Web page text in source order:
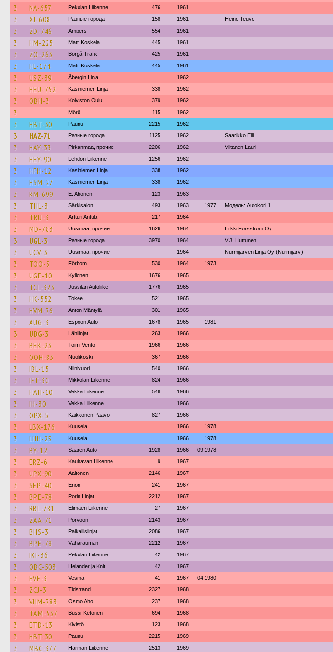
3 NA-657 Pekolan Liikenne 476 1961
3 XJ-608 Разные города 158 1961 Heino Teuvo
3 ZD-746 Ampers 554 1961
3 HM-225 Matti Koskela 445 1961
3 ZO-263 Borgå Trafik 425 1961
3 HL-174 Matti Koskela 445 1961
3 USZ-39 Åbergin Linja 1962
3 HEU-752 Kasiniemen Linja 338 1962
3 OBH-3 Koiviston Oulu 379 1962
3 Mörö 115 1962
3 HBT-30 Paunu 2215 1962
3 HAZ-71 Разные города 1125 1962 Saarikko Elli
3 HAY-33 Pirkanmaa, прочие 2206 1962 Viitanen Lauri
3 HEY-90 Lehdon Liikenne 1256 1962
3 HFH-12 Kasiniemen Linja 338 1962
3 HSM-27 Kasiniemen Linja 338 1962
3 KM-699 E. Ahonen 123 1963
3 THL-3 Särkisalon 493 1963 1977 Модель: Autokori 1
3 TRU-3 Artturi Anttila 217 1964
3 MD-783 Uusimaa, прочие 1626 1964 Erkki Forsström Oy
3 UGL-3 Разные города 3970 1964 V.J. Huttunen
3 UCV-3 Uusimaa, прочие 1964 Nurmijärven Linja Oy (Nurmijärvi)
3 TOO-3 Förbom 530 1964 1973
3 UGE-10 Kyllonen 1676 1965
3 TCL-323 Jussilan Autoliike 1776 1965
3 HK-552 Tokee 521 1965
3 HVM-76 Anton Mäntylä 301 1965
3 AUG-3 Espoon Auto 1678 1965 1981
3 UDG-3 Lähilinjat 263 1966
3 BEK-23 Toimi Vento 1966 1966
3 OOH-83 Nuolikoski 367 1966
3 IBL-15 Niinivuori 540 1966
3 IFT-30 Mikkolan Liikenne 824 1966
3 HAH-10 Vekka Liikenne 548 1966
3 IH-30 Vekka Liikenne 1966
3 OPX-5 Kaikkonen Paavo 827 1966
3 LBX-176 Kuusela 1966 1978
3 LHH-25 Kuusela 1966 1978
3 BY-12 Saaren Auto 1928 1966 09.1978
3 ERZ-6 Kauhavan Liikenne 9 1967
3 UPX-90 Aaltonen 2146 1967
3 SEP-40 Enon 241 1967
3 BPE-78 Porin Linjat 2212 1967
3 RBL-781 Elimäen Liikenne 27 1967
3 ZAA-71 Porvoon 2143 1967
3 BHS-3 Paikallislinjat 2086 1967
3 BPE-78 Vähärauman 2212 1967
3 IKI-36 Pekolan Liikenne 42 1967
3 OBC-503 Helander ja Knit 42 1967
3 EVF-3 Vesma 41 1967 04.1980
3 ZCJ-3 Tidstrand 2327 1968
3 VHM-783 Osmo Aho 237 1968
3 TAM-537 Bussi-Ketonen 694 1968
3 ETD-13 Kivistö 123 1968
3 HBT-30 Paunu 2215 1969
3 MBC-377 Härmän Liikenne 2513 1969